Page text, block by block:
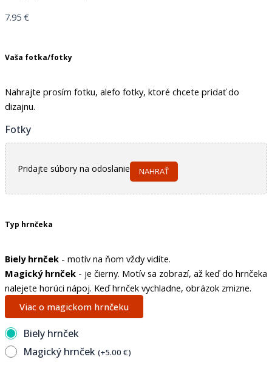
7.95 €
Vaša fotka/fotky
Nahrajte prosím fotku, alefo fotky, ktoré chcete pridať do
dizajnu.
Fotky
Pridajte súbory na odoslanie NAHRAŤ
Typ hrnčeka
Biely hrnček - motív na ňom vždy vidíte.
Magický hrnček - je čierny. Motív sa zobrazí, až keď do hrnčeka
nalejete horúci nápoj. Keď hrnček vychladne, obrázok zmizne.
Viac o magickom hrnčeku
Biely hrnček
Magický hrnček (+5.00 €)